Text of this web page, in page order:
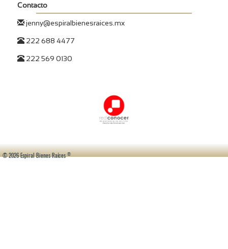
Contacto
jenny@espiralbienesraices.mx
222 688 4477
222 569 0130
© 2026 Espiral Bienes Raíces®